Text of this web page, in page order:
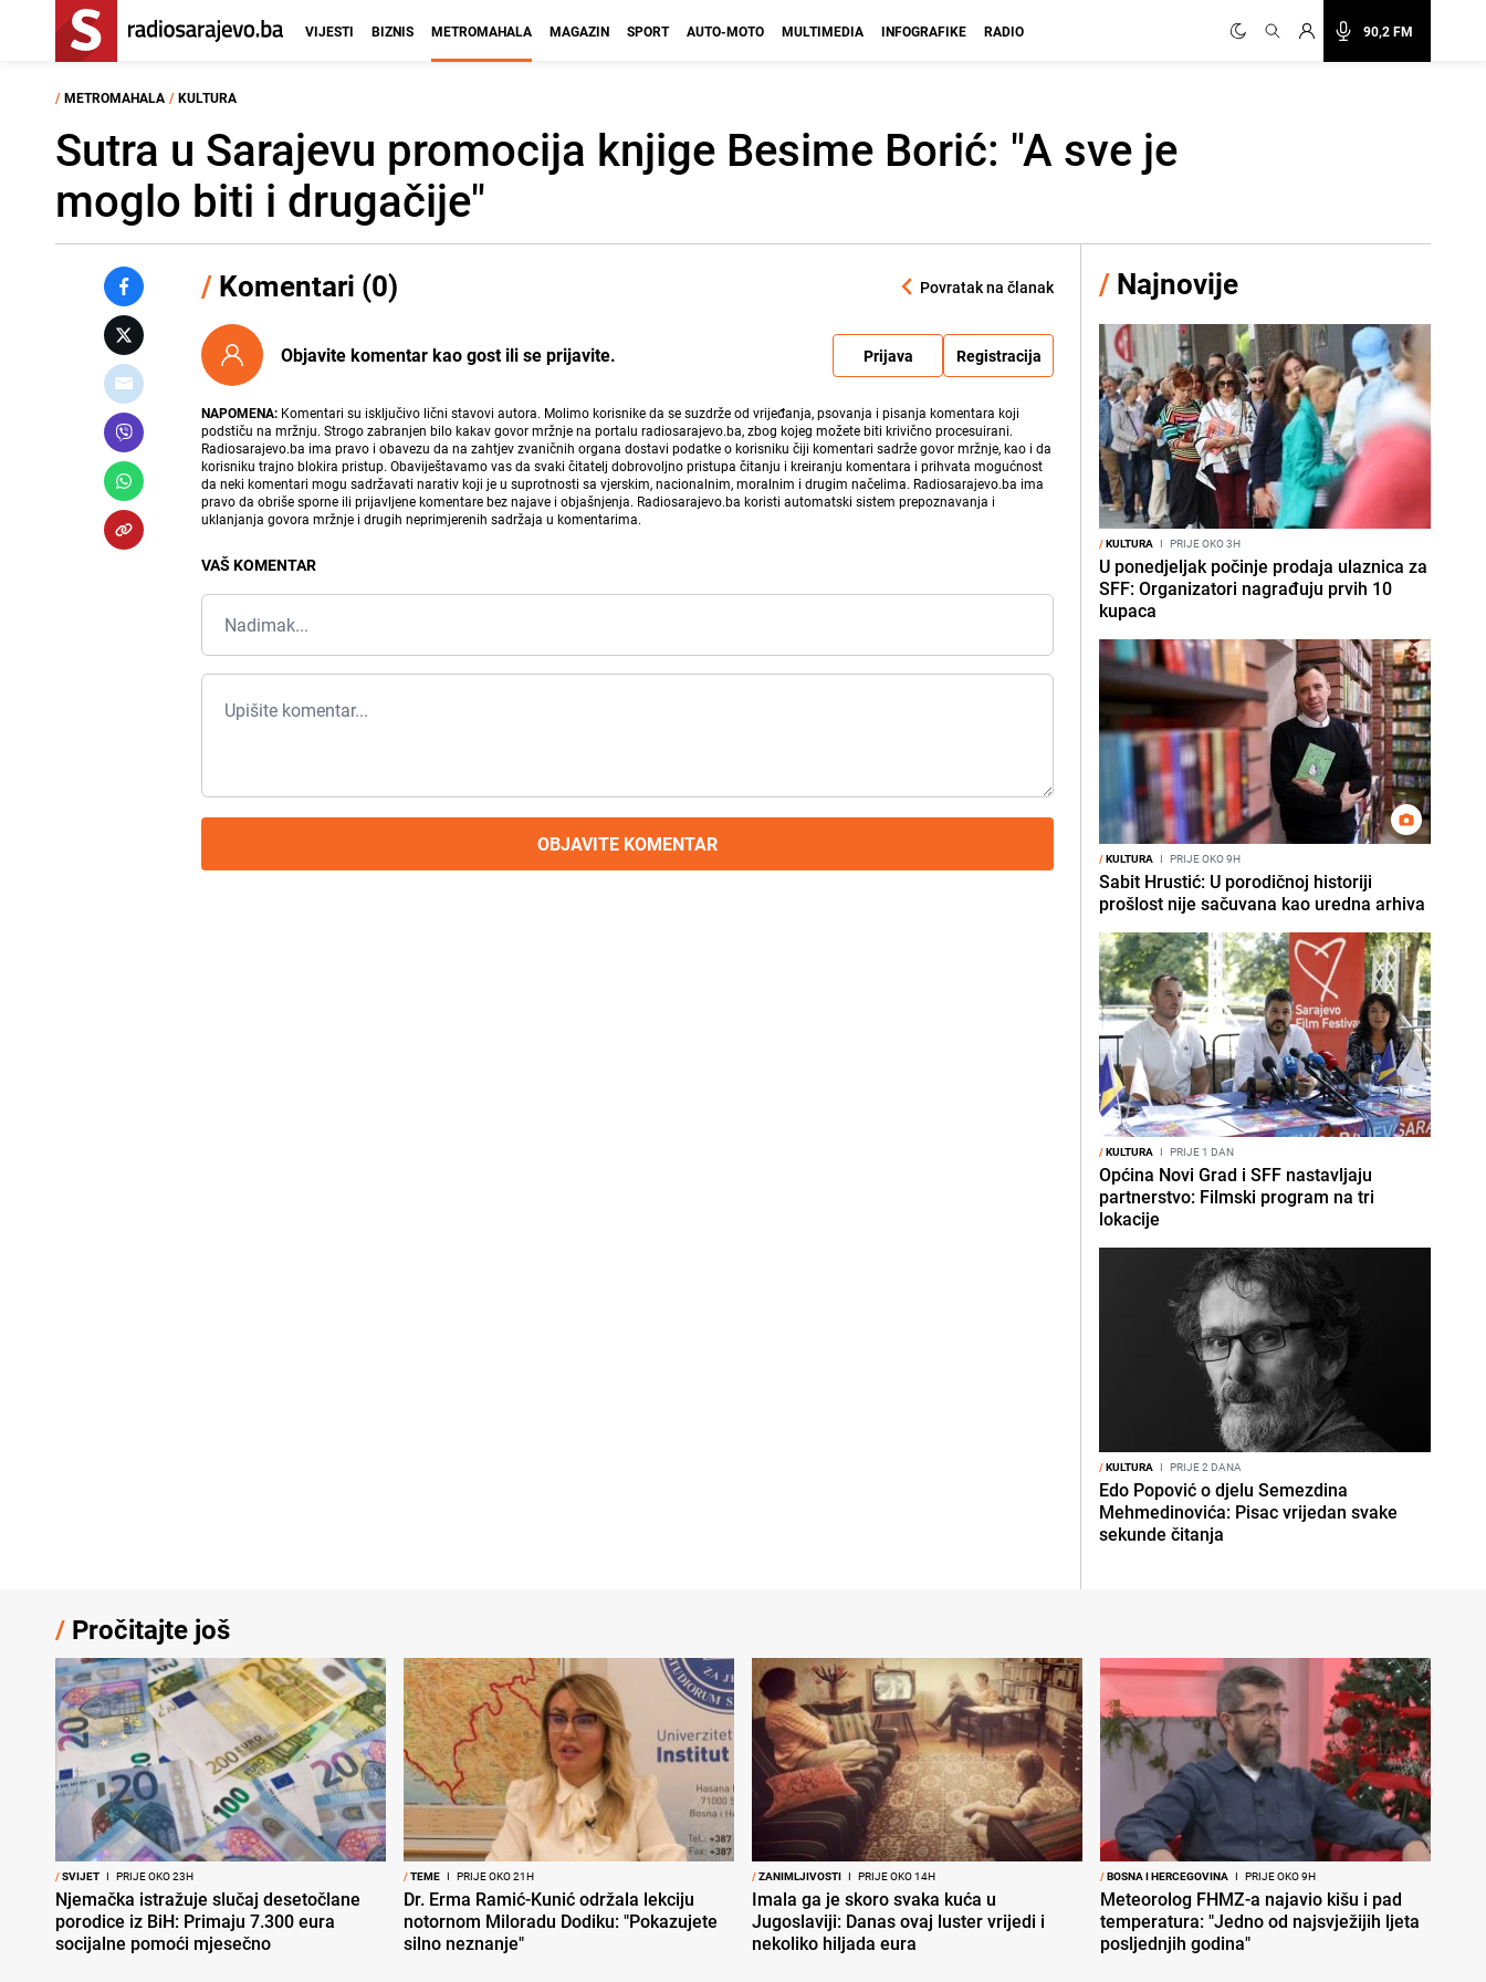
90,2 FM
VIJESTI BIZNIS METROMAHALA MAGAZIN SPORT AUTO-MOTO MULTIMEDIA INFOGRAFIKE RADIO
/ METROMAHALA / KULTURA
Sutra u Sarajevu promocija knjige Besime Borić: "A sve je
moglo biti i drugačije"
/ Komentari (0) Povratak na članak
Objavite komentar kao gost ili se prijavite. Prijava Registracija
NAPOMENA: Komentari su isključivo lični stavovi autora. Molimo korisnike da se suzdrže od vrijeđanja, psovanja i pisanja komentara koji
podstiču na mržnju. Strogo zabranjen bilo kakav govor mržnje na portalu radiosarajevo.ba, zbog kojeg možete biti krivično procesuirani.
Radiosarajevo.ba ima pravo i obavezu da na zahtjev zvaničnih organa dostavi podatke o korisniku čiji komentari sadrže govor mržnje, kao i da
korisniku trajno blokira pristup. Obaviještavamo vas da svaki čitatelj dobrovoljno pristupa čitanju i kreiranju komentara i prihvata mogućnost
da neki komentari mogu sadržavati narativ koji je u suprotnosti sa vjerskim, nacionalnim, moralnim i drugim načelima. Radiosarajevo.ba ima
pravo da obriše sporne ili prijavljene komentare bez najave i objašnjenja. Radiosarajevo.ba koristi automatski sistem prepoznavanja i
uklanjanja govora mržnje i drugih neprimjerenih sadržaja u komentarima.
VAŠ KOMENTAR
OBJAVITE KOMENTAR
/ Najnovije
/KULTURA I PRIJE OKO 3H
U ponedjeljak počinje prodaja ulaznica za
SFF: Organizatori nagrađuju prvih 10
kupaca
/KULTURA I PRIJE OKO 9H
Sabit Hrustić: U porodičnoj historiji
prošlost nije sačuvana kao uredna arhiva
/KULTURA I PRIJE 1 DAN
Općina Novi Grad i SFF nastavljaju
partnerstvo: Filmski program na tri
lokacije
/KULTURA I PRIJE 2 DANA
Edo Popović o djelu Semezdina
Mehmedinovića: Pisac vrijedan svake
sekunde čitanja
/ Pročitajte još
/SVIJET I PRIJE OKO 23H
Njemačka istražuje slučaj desetočlane
porodice iz BiH: Primaju 7.300 eura
socijalne pomoći mjesečno
/TEME I PRIJE OKO 21H
Dr. Erma Ramić-Kunić održala lekciju
notornom Miloradu Dodiku: "Pokazujete
silno neznanje"
/ZANIMLJIVOSTI I PRIJE OKO 14H
Imala ga je skoro svaka kuća u
Jugoslaviji: Danas ovaj luster vrijedi i
nekoliko hiljada eura
/BOSNA I HERCEGOVINA I PRIJE OKO 9H
Meteorolog FHMZ-a najavio kišu i pad
temperatura: "Jedno od najsvježijih ljeta
posljednjih godina"